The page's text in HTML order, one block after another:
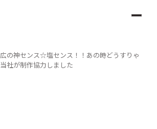
の神センス☆塩センス！！あの時どうすりゃ
社が制作協力しました